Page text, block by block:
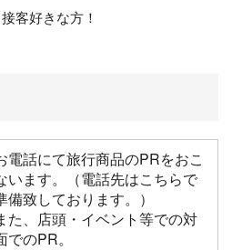
録旅行業第555号
客好きな方！
電話にて旅行商品のPRをおこ
います。（電話先はこちらで
備致しております。）
た、店頭・イベント等での対
でのPR。